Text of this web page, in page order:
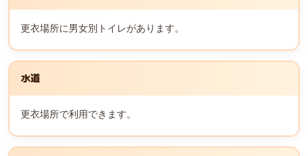
更衣場所に男女別トイレがあります。
水道
更衣場所で利用できます。